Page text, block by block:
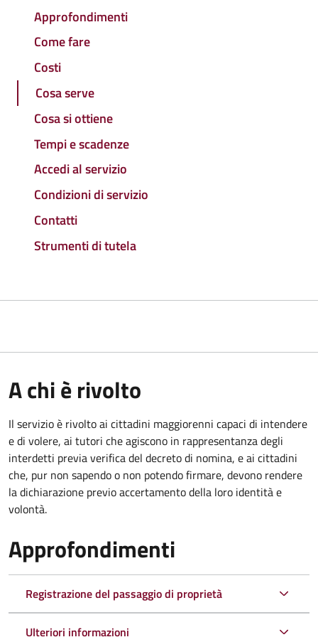
Approfondimenti
Come fare
Costi
Cosa serve
Cosa si ottiene
Tempi e scadenze
Accedi al servizio
Condizioni di servizio
Contatti
Strumenti di tutela
A chi è rivolto
Il servizio è rivolto ai cittadini maggiorenni capaci di intendere
e di volere, ai tutori che agiscono in rappresentanza degli
interdetti previa verifica del decreto di nomina, e ai cittadini
che, pur non sapendo o non potendo firmare, devono rendere
la dichiarazione previo accertamento della loro identità e
volontà.
Approfondimenti
Registrazione del passaggio di proprietà
Ulteriori informazioni